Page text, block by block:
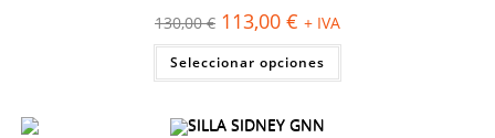
130,00€ El
precio
original
era:
130,00 €.
113,00 € El
precio
actual
es:
113,00 €.
+ IVA
Seleccionar opciones
Este
tiene